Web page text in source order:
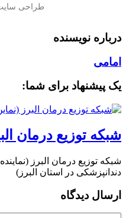
درباره نویسنده
امامی
یک پیشنهاد برای شما:
شبکه توزیع درمان
شبکه توزیع درمان البرز
دندانپزشکی در استان البرز)
ارسال دیدگاه